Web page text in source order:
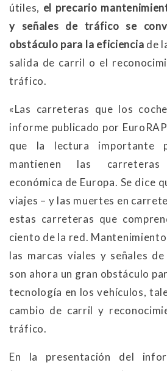
útiles, el precario
y señales de tráfico se
obstáculo para la eficiencia de
salida de carril o el
tráfico.
«Las carreteras que los
informe publicado por
que la lectura importante
mantienen las
económica de Europa. Se dice
viajes – y las muertes en
estas carreteras que
ciento de la red.
las marcas viales y señales
son ahora un gran obstáculo
tecnología en los vehículos,
cambio de carril y
tráfico.
En la presentación del